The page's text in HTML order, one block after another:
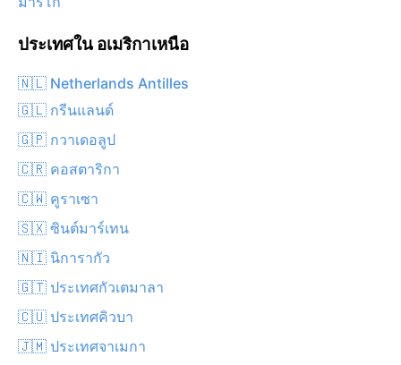
ประเทศใน อเมริกาเหนือ
🇳🇱 Netherlands Antilles
🇬🇱 กรีนแลนด์
🇬🇵 กวาเดอลูป
🇨🇷 คอสตาริกา
🇨🇼 คูราเซา
🇸🇽 ซินต์มาร์เทน
🇳🇮 นิการากัว
🇬🇹 ประเทศกัวเตมาลา
🇨🇺 ประเทศคิวบา
🇯🇲 ประเทศจาเมกา